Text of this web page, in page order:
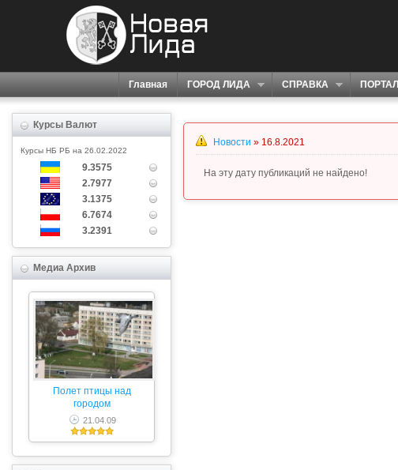
Главная ГОРОД ЛИДА СПРАВКА ПОРТАЛ
Курсы Валют
Курсы НБ РБ на 26.02.2022
9.3575
2.7977
3.1375
6.7674
3.2391
Медиа Архив
Полет птицы над
городом
21.04.09
Новости » 16.8.2021
На эту дату публикаций не найдено!